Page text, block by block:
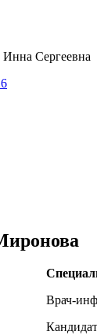
Сергеевна
Врач-